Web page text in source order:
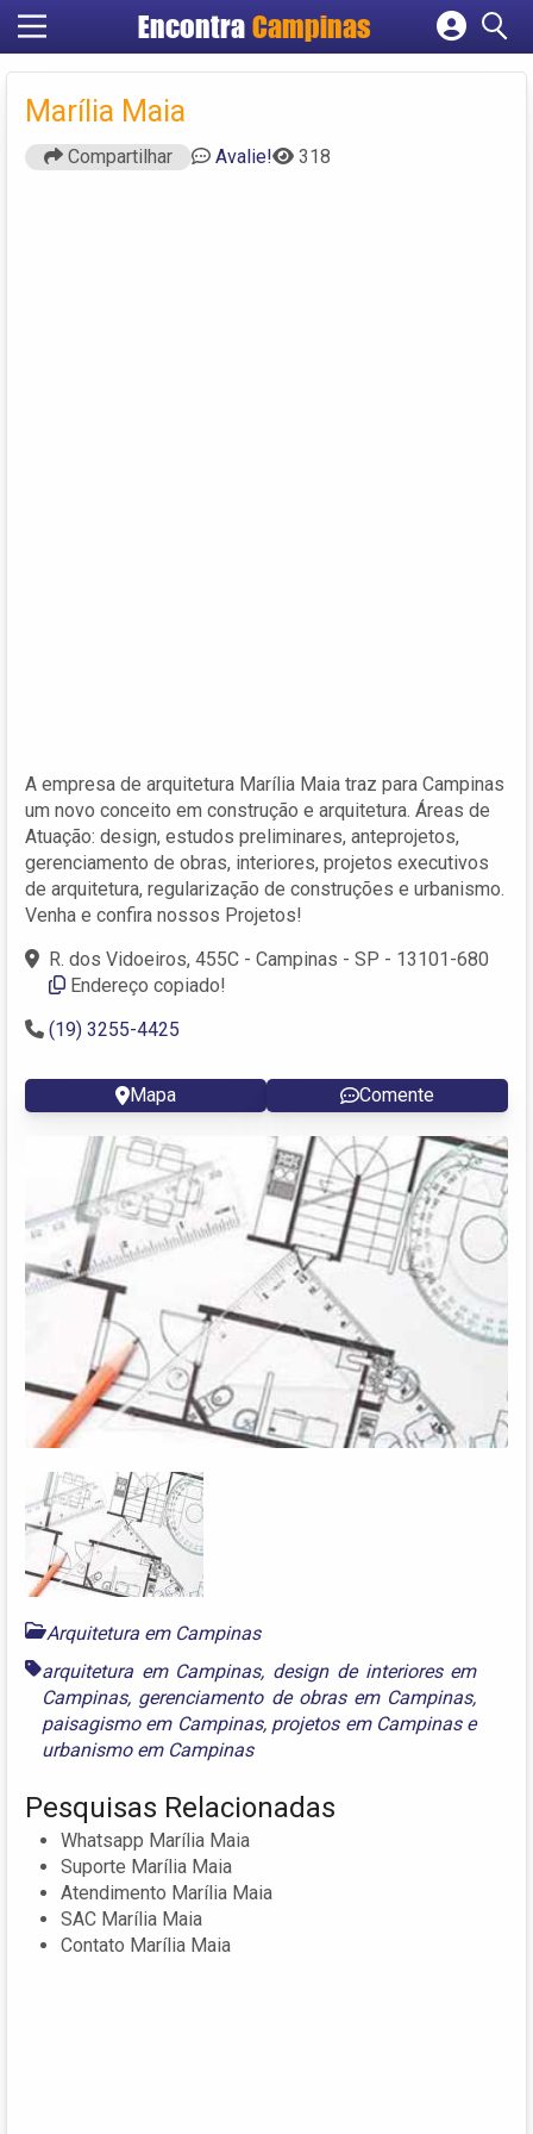
Encontra Campinas
Cadastrar empresa
Marília Maia
Compartilhar Avalie! 318
A empresa de arquitetura Marília Maia traz para Campinas
um novo conceito em construção e arquitetura. Áreas de
Atuação: design, estudos preliminares, anteprojetos,
gerenciamento de obras, interiores, projetos executivos
de arquitetura, regularização de construções e urbanismo.
Venha e confira nossos Projetos!
R. dos Vidoeiros, 455C - Campinas - SP - 13101-680
Endereço copiado!
(19) 3255-4425
Mapa Comente
Arquitetura em Campinas
arquitetura em Campinas, design de interiores em
Campinas, gerenciamento de obras em Campinas,
paisagismo em Campinas, projetos em Campinase
urbanismo em Campinas
Pesquisas Relacionadas
Whatsapp Marília Maia
Suporte Marília Maia
Atendimento Marília Maia
SAC Marília Maia
Contato Marília Maia